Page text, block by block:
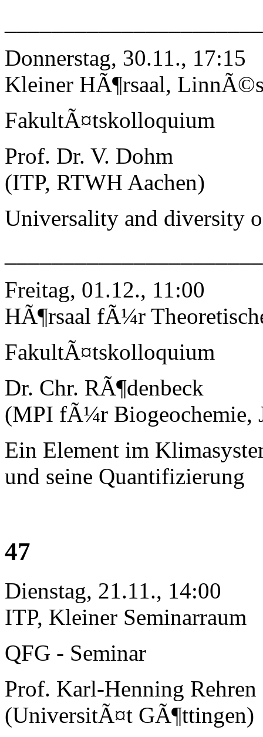
Donnerstag, 30.11., 17:15
Kleiner HÃ¶rsaal,
FakultÃ¤tskolloquium
Prof. Dr. V. Dohm
(ITP, RTWH Aachen)
Universality and diversity
Freitag, 01.12., 11:00
HÃ¶rsaal fÃ¼r
FakultÃ¤tskolloquium
Dr. Chr. RÃ¶denbeck
(MPI fÃ¼r Biogeochemie,
Ein Element im
und seine Quantifizierung
47
Dienstag, 21.11., 14:00
ITP, Kleiner Seminarraum
QFG - Seminar
Prof. Karl-Henning Rehren
(UniversitÃ¤t GÃ¶ttingen)